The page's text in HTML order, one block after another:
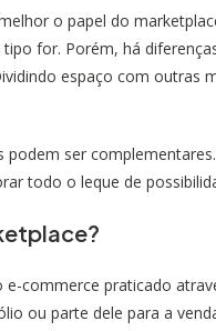
o papel do
for. Porém, há
espaço com outras
ser
todo o leque de
commerce praticado
ou parte dele para a